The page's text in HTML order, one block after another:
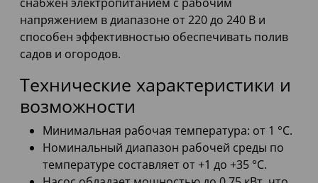
снабжен электропитанием с рабочим
напряжением в диапазоне от 220 до 240 В и
способен эффективностью обеспечивать полив
садов и огородов.
Технические характеристики и
возможности
Минимальная рабочая температура: от 1 °С.
Номинальный диапазон рабочей среды по
температуре составляет от +1 до +35 °С.